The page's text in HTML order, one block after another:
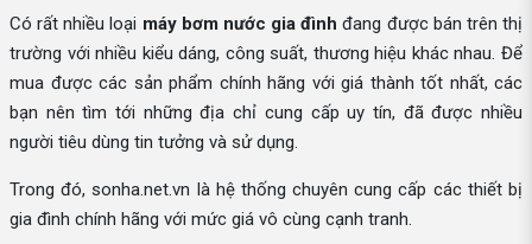
Có rất nhiều loại máy bơm nước gia đình đang được bán trên thị
trường với nhiều kiểu dáng, công suất, thương hiệu khác nhau. Để
mua được các sản phẩm chính hãng với giá thành tốt nhất, các
bạn nên tìm tới những địa chỉ cung cấp uy tín, đã được nhiều
người tiêu dùng tin tưởng và sử dụng.
Trong đó, sonha.net.vn là hệ thống chuyên cung cấp các thiết bị
gia đình chính hãng với mức giá vô cùng cạnh tranh.